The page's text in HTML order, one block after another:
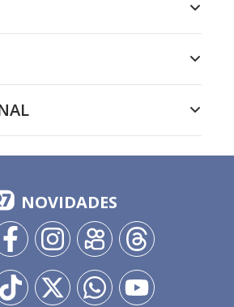
NOVIDADES